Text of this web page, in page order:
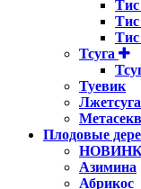
Тсуга
Туевик
Лжетсуга
Плодовые
Азимина
Абрикос